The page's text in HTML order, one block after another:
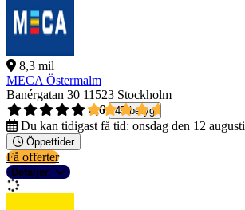
8,3 mil
MECA Östermalm
Banérgatan 30 11523 Stockholm
4,6
45 betyg
Du kan tidigast få tid: onsdag den 12 augusti
Öppettider
Få offerter
Detaljer